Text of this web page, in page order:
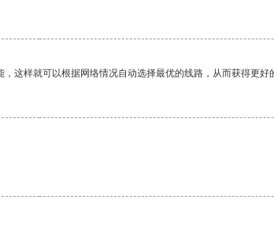
这样就可以根据网络情况自动选择最优的线路，从而获得更好